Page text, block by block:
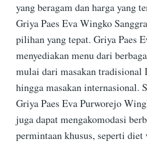
yang beragam dan harga yang
Griya Paes Eva Wingko
pilihan yang tepat. Griya Paes
menyediakan menu dari
mulai dari masakan tradisional
hingga masakan internasional.
Griya Paes Eva Purworejo
juga dapat mengakomodasi
permintaan khusus, seperti diet